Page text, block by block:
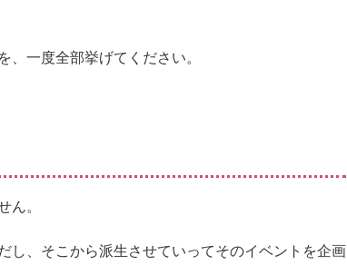
を、一度全部挙げてください。
ん。
し、そこから派生させていってそのイベントを企画